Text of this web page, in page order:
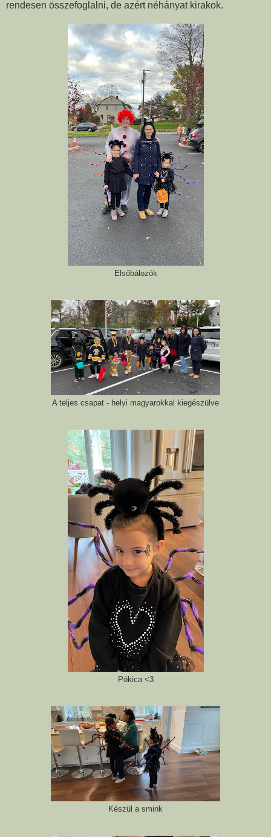
rendesen összefoglalni, de azért néhányat kirakok.
Elsőbálozók
A teljes csapat - helyi magyarokkal kiegészülve
Pókica <3
Készül a smink